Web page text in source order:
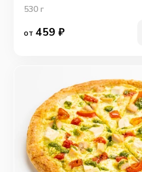
530 г
от 459 ₽